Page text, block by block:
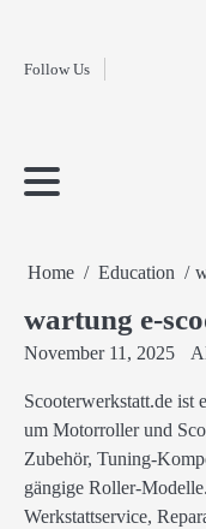
contentFollow Us
Home
Home Education
wartung e-
November 11, 2025
Scooterwerkstatt.de ist
um Motorroller und
Zubehör, Tuning-
gängige Roller-
Werkstattservice,